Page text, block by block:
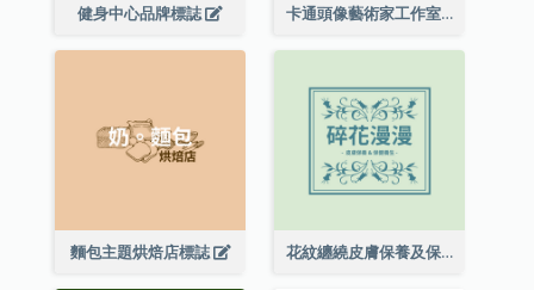
健身中心品牌標誌 卡通頭像藝術家工作室標誌
麵包主題烘焙店標誌 花紋纏繞皮膚保養及保健養生標誌設計